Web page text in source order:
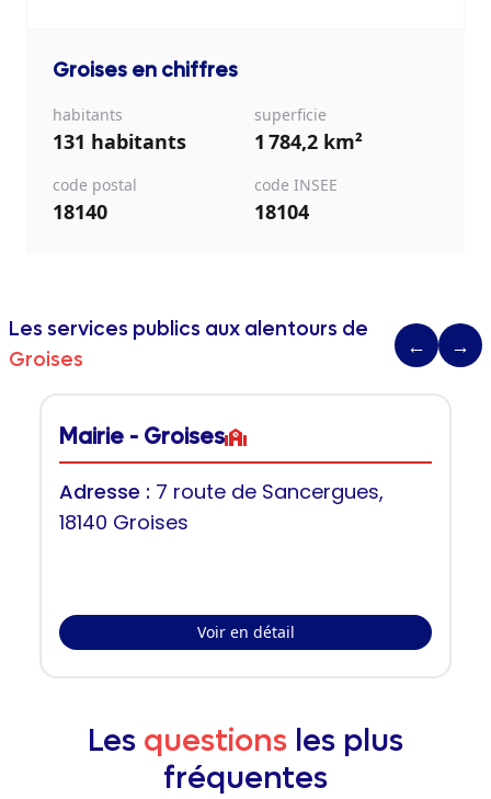
Groises en chiffres
habitants
131 habitants
superficie
1 784,2 km²
code postal
18140
code INSEE
18104
Les services publics aux alentours de
Groises
← →
Mairie - Groises
Adresse : 7 route de Sancergues,
18140 Groises
Voir en détail
Les questions les plus
fréquentes